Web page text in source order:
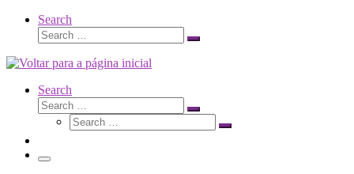
Search
Search
Search
Search
Search
Search
Search
Search
Menu